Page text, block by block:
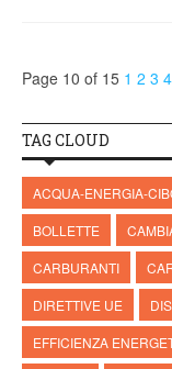
Page 10 of 15 1 2 3 4
TAG CLOUD
ACQUA-ENERGIA-
BOLLETTE
CARBURANTI
DIRETTIVE UE
EFFICIENZA